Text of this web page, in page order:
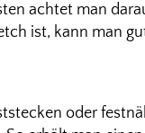
achtet man
ist, kann man
oder